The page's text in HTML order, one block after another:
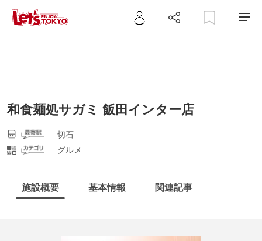
和食麺処サガミ 飯田インター店
切石
グルメ
施設概要 基本情報 関連記事